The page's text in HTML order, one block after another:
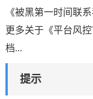
《被黑第一时间联
更多关于《平台风
档...
提示